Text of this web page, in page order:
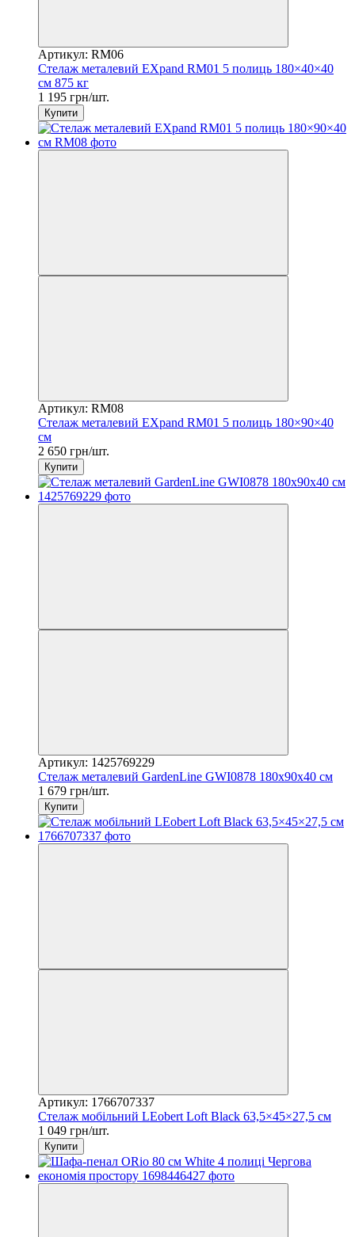
Артикул: RM06
Стелаж металевий EXpand RM01 5 полиць 180×40×40
см 875 кг
1 195 грн/шт.
Купити
Артикул: RM08
Стелаж металевий EXpand RM01 5 полиць 180×90×40
см
2 650 грн/шт.
Купити
Артикул: 1425769229
Стелаж металевий GardenLine GWI0878 180x90x40 см
1 679 грн/шт.
Купити
Артикул: 1766707337
Стелаж мобільний LEobert Loft Black 63,5×45×27,5 см
1 049 грн/шт.
Купити